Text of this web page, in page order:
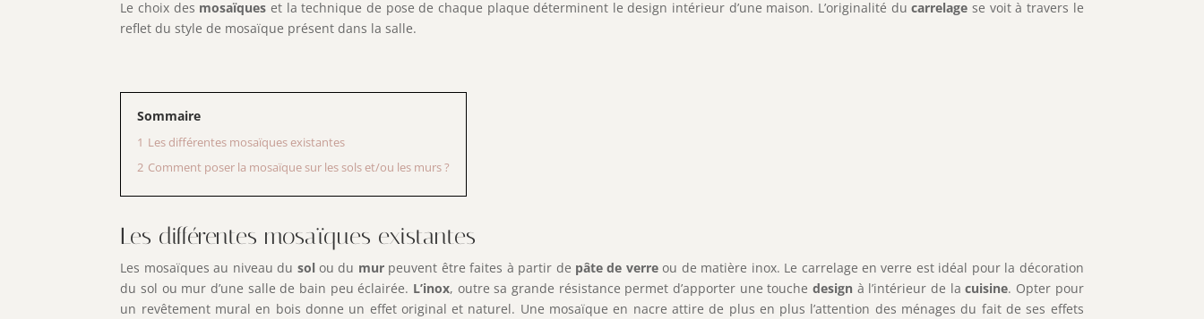
Le choix des mosaïques et la technique de pose de chaque plaque déterminent le design intérieur d’une maison. L’originalité ducarrelage se voit à travers le
reflet du style de mosaïque présent dans la salle.
Sommaire
1 Les différentes mosaïques existantes
2 Comment poser la mosaïque sur les sols et/ou les murs ?
Les différentes mosaïques existantes
Les mosaïques au niveau du solou du murpeuvent être faites à partir de pâte de verreou de matière inox. Le carrelage en verre est idéal pour la décoration
du sol ou mur d’une salle de bain peu éclairée. L’inox, outre sa grande résistance permet d’apporter une touche design à l’intérieur de lacuisine. Opter pour
un revêtement mural en bois donne un effet original et naturel. Une mosaïque en nacre attire de plus en plus l’attention des ménages du fait de ses effets